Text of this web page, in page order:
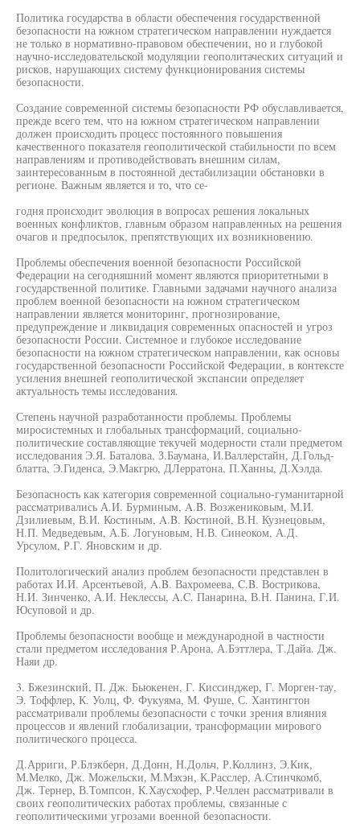
Политика государства в области обеспечения государственной
безопасности на южном стратегическом направлении нуждается
не только в нормативно-правовом обеспечении, но и глубокой
научно-исследовательской модуляции геополитаческих ситуаций и
рисков, нарушающих систему функционирования системы
безопасности.
Создание современной системы безопасности РФ обуславливается,
прежде всего тем, что на южном стратегическом направлении
должен происходить процесс постоянного повышения
качественного показателя геополитической стабильности по всем
направлениям и противодействовать внешним силам,
заинтересованным в постоянной дестабилизации обстановки в
регионе. Важным является и то, что се-
годня происходит эволюция в вопросах решения локальных
военных конфликтов, главным образом направленных на решения
очагов и предпосылок, препятствующих их возникновению.
Проблемы обеспечения военной безопасности Российской
Федерации на сегодняшний момент являются приоритетными в
государственной политике. Главными задачами научного анализа
проблем военной безопасности на южном стратегическом
направлении является мониторинг, прогнозирование,
предупреждение и ликвидация современных опасностей и угроз
безопасности России. Системное и глубокое исследование
безопасности на южном стратегическом направлении, как основы
государственной безопасности Российской Федерации, в контексте
усиления внешней геополитической экспансии определяет
актуальность темы исследования.
Степень научной разработанности проблемы. Проблемы
миросистемных и глобальных трансформаций, социально-
политические составляющие текучей модерности стали предметом
исследования Э.Я. Баталова, З.Баумана, И.Валлерстайн, Д.Гольд-
блатта, Э.Гиденса, Э.Макгрю, ДЛерратона, П.Ханны, Д.Хэлда.
Безопасность как категория современной социально-гуманитарной
рассматривались А.И. Бурминым, A.B. Возжениковым, М.И.
Дзилиевым, В.И. Костиным, A.B. Костиной, В.Н. Кузнецовым,
Н.П. Медведевым, А.Б. Логуновым, Н.В. Синеоком, А.Д.
Урсулом, Р.Г. Яновским и др.
Политологический анализ проблем безопасности представлен в
работах И.И. Арсентьевой, A.B. Вахромеева, C.B. Вострикова,
Н.И. Зинченко, А.И. Неклессы, A.C. Панарина, В.Н. Панина, Г.И.
Юсуповой и др.
Проблемы безопасности вообще и международной в частности
стали предметом исследования Р.Арона, А.Бэттлера, Т.Дайа. Дж.
Наяи др.
3. Бжезинский, П. Дж. Бьюкенен, Г. Киссинджер, Г. Морген-тау,
Э. Тоффлер, К. Уолц, Ф. Фукуяма, М. Фуше, С. Хантингтон
рассматривали проблемы безопасности с точки зрения влияния
процессов и явлений глобализации, трансформации мирового
политического процесса.
Д.Арриги, Р.Блэкберн, Д.Донн, Н.Дольч, Р.Коллинз, Э.Кик,
М.Мелко, Дж. Можельски, М.Мэхэн, К.Расслер, А.Стинчкомб,
Дж. Тернер, В.Томпсон, К.Хаусхофер, Р.Челлен рассматривали в
своих геополитических работах проблемы, связанные с
геополитическими угрозами военной безопасности.